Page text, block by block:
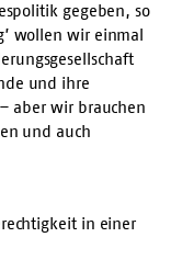
gegeben, so
wollen wir einmal
und ihre
aber wir brauchen
und auch
in einer